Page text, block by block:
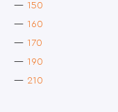
150
160
170
190
210